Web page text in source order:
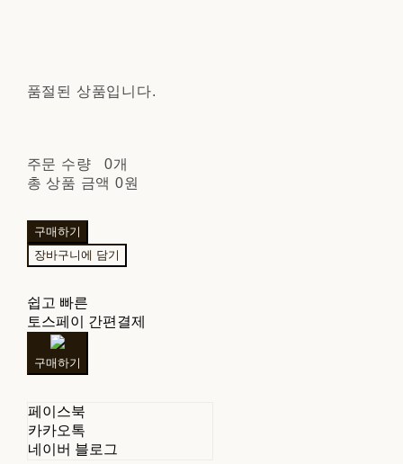
품절된 상품입니다.
주문 수량
0개
총 상품 금액 0원
구매하기
장바구니에 담기
쉽고 빠른
토스페이 간편결제
구매하기
페이스북
카카오톡
네이버 블로그